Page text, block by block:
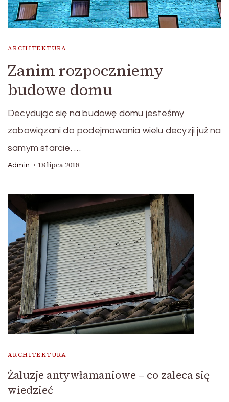
ARCHITEKTURA
Zanim rozpoczniemy
budowe domu
Decydując się na budowę domu jesteśmy
zobowiązani do podejmowania wielu decyzji już na
samym starcie. …
Admin 18 lipca 2018
ARCHITEKTURA
Żaluzje antywłamaniowe – co zaleca się
wiedzieć